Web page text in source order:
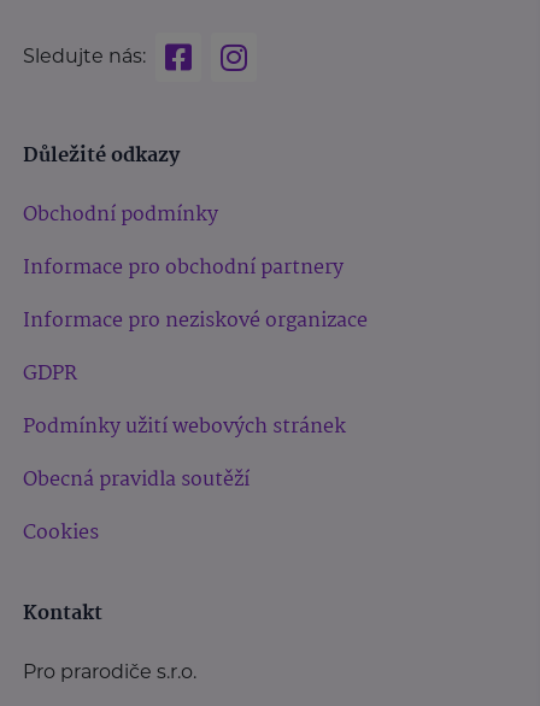
Sledujte nás:
Důležité odkazy
Obchodní podmínky
Informace pro obchodní partnery
Informace pro neziskové organizace
GDPR
Podmínky užití webových stránek
Obecná pravidla soutěží
Cookies
Kontakt
Pro prarodiče s.r.o.